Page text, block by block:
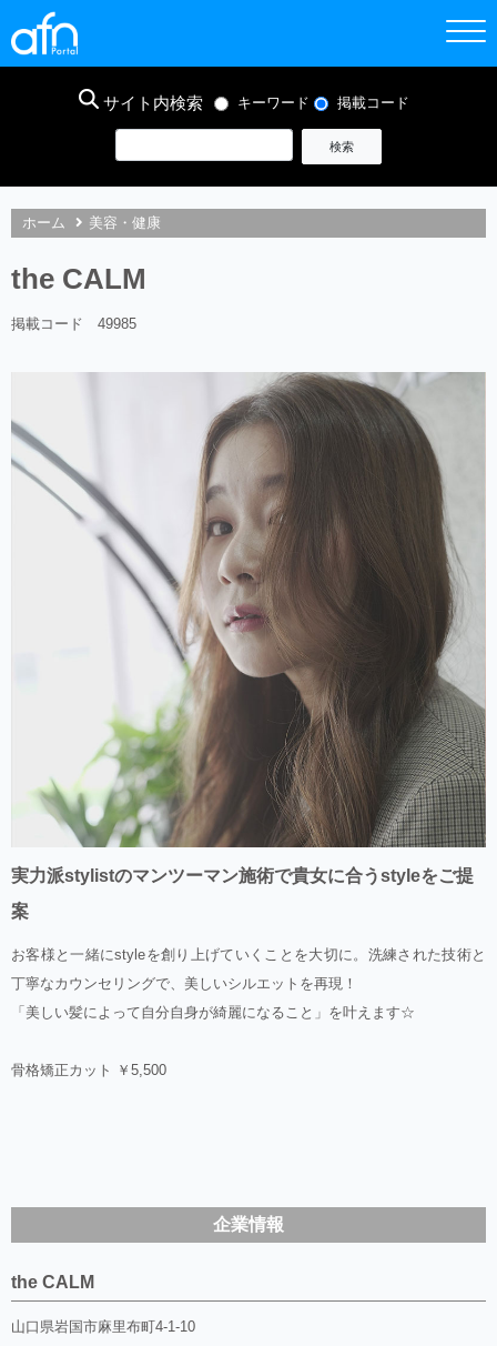
サイト内検索 キーワード 掲載コード
ホーム 美容・健康
the CALM
掲載コード 49985
実力派stylistのマンツーマン施術で貴女に合うstyleをご提
案
お客様と一緒にstyleを創り上げていくことを大切に。洗練された技術と
丁寧なカウンセリングで、美しいシルエットを再現！
「美しい髪によって自分自身が綺麗になること」を叶えます☆
骨格矯正カット ￥5,500
企業情報
the CALM
山口県岩国市麻里布町4-1-10